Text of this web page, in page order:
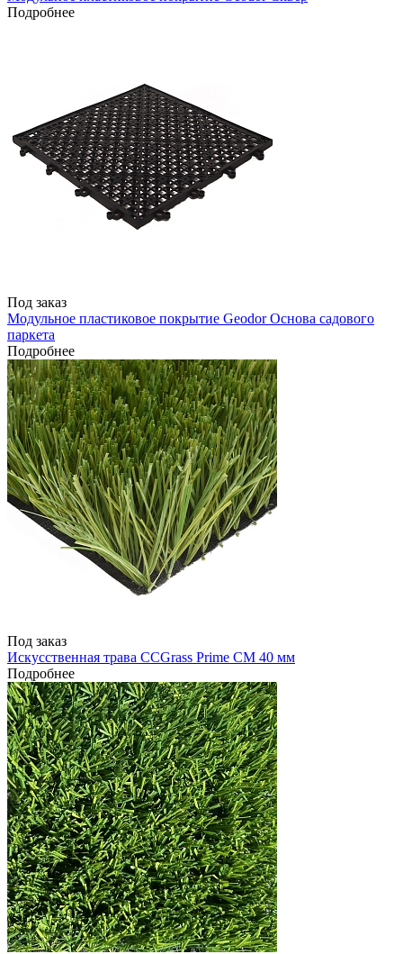
Подробнее
Под заказ
Модульное пластиковое покрытие Geodor Основа садового
паркета
Подробнее
Под заказ
Искусственная трава CCGrass Prime CM 40 мм
Подробнее